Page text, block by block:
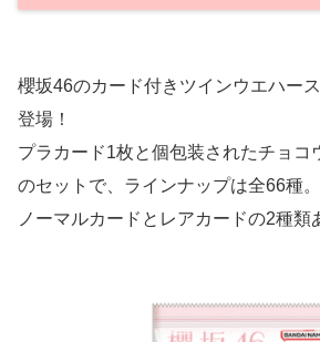
櫻坂46のカード付きツインウエハー
登場！
プラカード1枚と個包装されたチョコ
のセットで、ラインナップは全66種。
ノーマルカードとレアカードの2種類